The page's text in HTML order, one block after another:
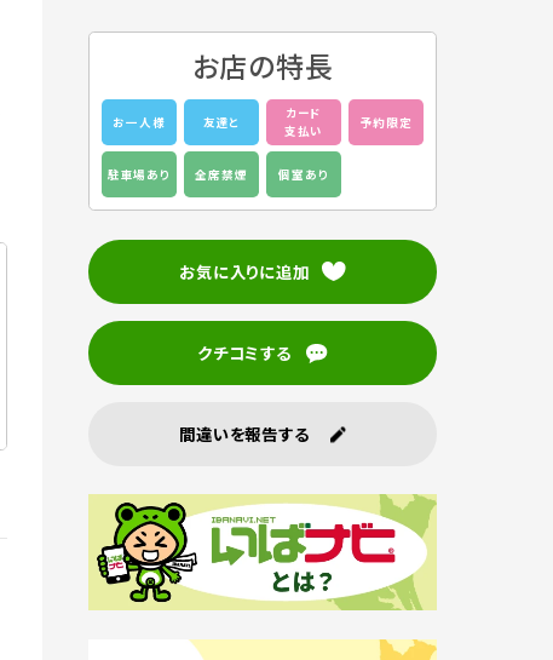
お店の特長
お一人様 友達と
カード
支払い
予約限定
駐車場あり 全席禁煙 個室あり
お気に入りに追加
クチコミする
間違いを報告する